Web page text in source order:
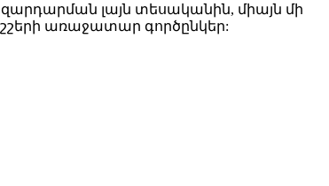
զարդարման լայն տեսականին, միայն մի
շշերի առաջատար գործընկեր: